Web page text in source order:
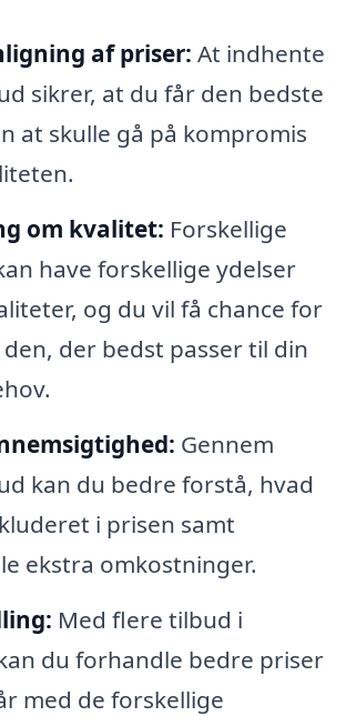
af priser: At indhente
sikrer, at du får den bedste
at skulle gå på kompromis
om kvalitet: Forskellige
have forskellige ydelser
og du vil få chance for
der bedst passer til din
Gennem
kan du bedre forstå, hvad
i prisen samt
ekstra omkostninger.
Med flere tilbud i
du forhandle bedre priser
med de forskellige